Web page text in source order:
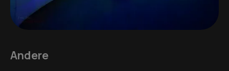
Andere